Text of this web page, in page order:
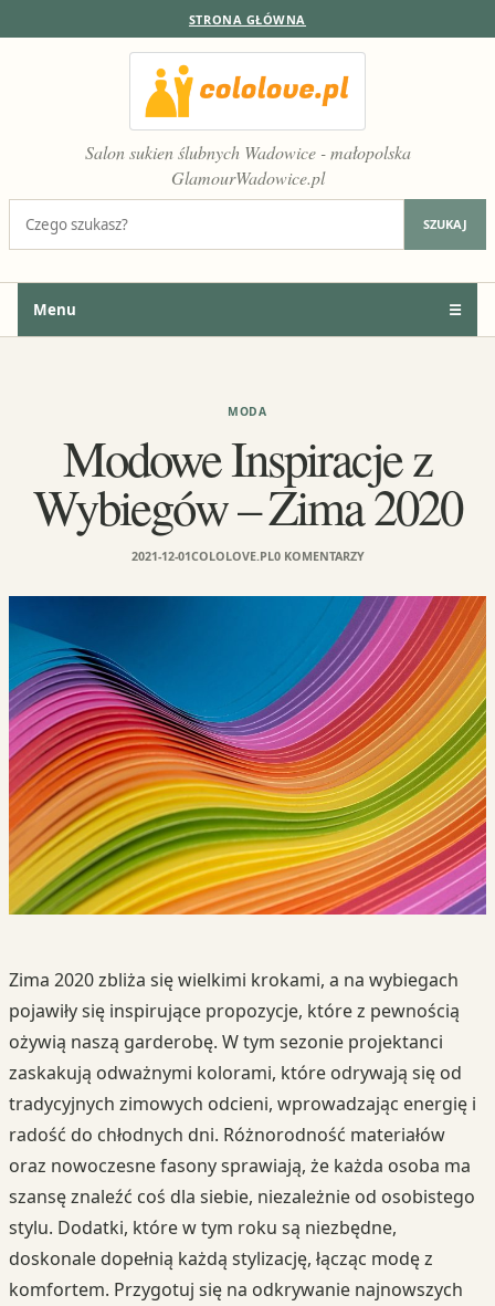
STRONA GŁÓWNA
Salon sukien ślubnych Wadowice - małopolska
GlamourWadowice.pl
SZUKAJ
Menu ☰
MODA
Modowe Inspiracje z
Wybiegów – Zima 2020
2021-12-01COLOLOVE.PL0 KOMENTARZY
Zima 2020 zbliża się wielkimi krokami, a na wybiegach
pojawiły się inspirujące propozycje, które z pewnością
ożywią naszą garderobę. W tym sezonie projektanci
zaskakują odważnymi kolorami, które odrywają się od
tradycyjnych zimowych odcieni, wprowadzając energię i
radość do chłodnych dni. Różnorodność materiałów
oraz nowoczesne fasony sprawiają, że każda osoba ma
szansę znaleźć coś dla siebie, niezależnie od osobistego
stylu. Dodatki, które w tym roku są niezbędne,
doskonale dopełnią każdą stylizację, łącząc modę z
komfortem. Przygotuj się na odkrywanie najnowszych